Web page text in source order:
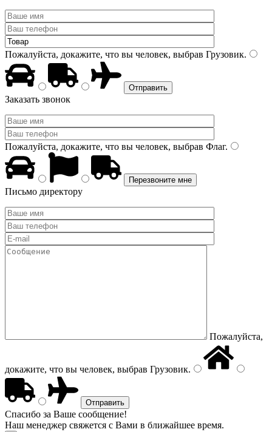
Пожалуйста, докажите, что вы человек, выбрав Грузовик.
Заказать звонок
Пожалуйста, докажите, что вы человек, выбрав Флаг.
Письмо директору
Пожалуйста,
докажите, что вы человек, выбрав Грузовик.
Спасибо за Ваше сообщение!
Наш менеджер свяжется с Вами в ближайшее время.